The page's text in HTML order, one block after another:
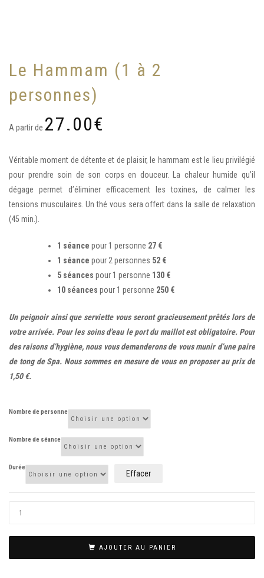
Le Hammam (1 à 2
personnes)
A partir de 27.00€
Véritable moment de détente et de plaisir, le hammam est le lieu privilégié
pour prendre soin de son corps en douceur. La chaleur humide qu’il
dégage permet d’éliminer efficacement les toxines, de calmer les
tensions musculaires. Un thé vous sera offert dans la salle de relaxation
(45 min.).
1 séance pour 1 personne 27 €
1 séance pour 2 personnes 52 €
5 séances pour 1 personne 130 €
10 séances pour 1 personne 250 €
Un peignoir ainsi que serviette vous seront gracieusement prêtés lors de
votre arrivée. Pour les soins d’eau le port du maillot est obligatoire. Pour
des raisons d’hygiène, nous vous demanderons de vous munir d’une paire
de tong de Spa. Nous sommes en mesure de vous en proposer au prix de
1,50 €.
Nombre de personne
Nombre de séance
Durée
Effacer
AJOUTER AU PANIER